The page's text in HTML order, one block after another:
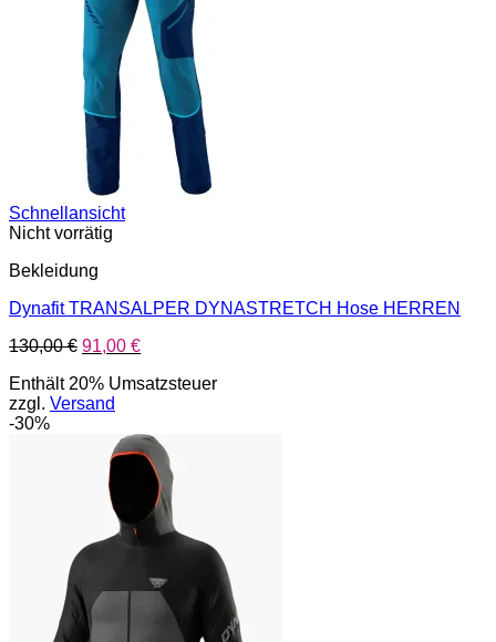
Schnellansicht
Nicht vorrätig
Bekleidung
Dynafit TRANSALPER DYNASTRETCH Hose HERREN
130,00€ Ursprünglicher
war:
130,00 €
91,00 €Aktueller
ist:
Enthält 20% Umsatzsteuer
zzgl. Versand
-30%